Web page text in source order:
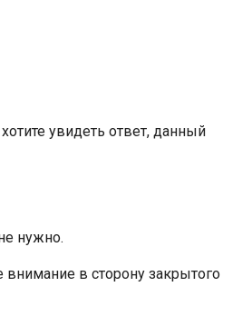
увидеть ответ, данный
нужно.
в сторону закрытого